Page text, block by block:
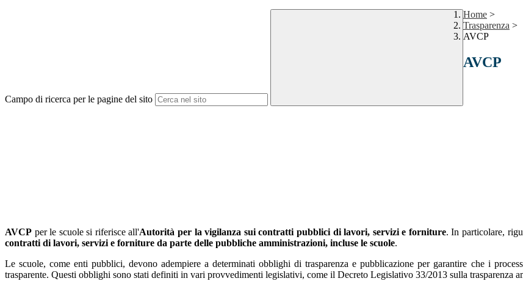
Campo di ricerca per le pagine del sito
Home >
Trasparenza >
AVCP
AVCP
AVCP per le scuole si riferisce all'Autorità per la vigilanza sui contratti pubblici di lavori, servizi e forniture. In particolare,
contratti di lavori, servizi e forniture da parte delle pubbliche amministrazioni, incluse le scuole.
Le scuole, come enti pubblici, devono adempiere a determinati obblighi di trasparenza e pubblicazione per garantire che i
trasparente. Questi obblighi sono stati definiti in vari provvedimenti legislativi, come il Decreto Legislativo 33/2013 sulla trasparenza